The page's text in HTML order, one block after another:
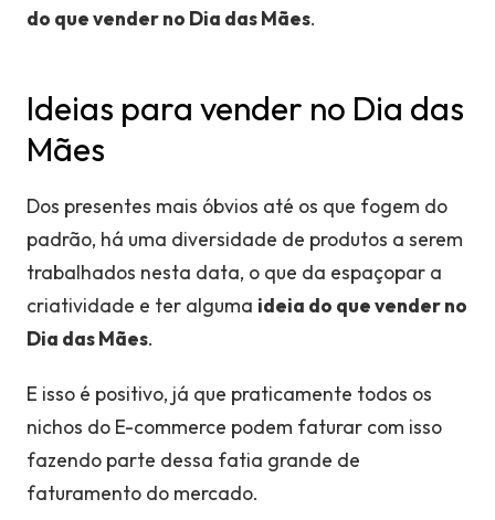
do que vender no Dia das Mães.
Ideias para vender no Dia das
Mães
Dos presentes mais óbvios até os que fogem do
padrão, há uma diversidade de produtos a serem
trabalhados nesta data, o que da espaçopar a
criatividade e ter alguma ideia do que vender no
Dia das Mães.
E isso é positivo, já que praticamente todos os
nichos do E-commerce podem faturar com isso
fazendo parte dessa fatia grande de
faturamento do mercado.